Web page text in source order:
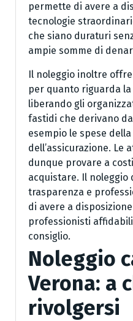
permette di avere a
tecnologie
che siano duraturi
ampie somme di
Il noleggio inoltre
per quanto riguarda
liberando gli
fastidi che derivano
esempio le spese
dell’assicurazione. Le
dunque provare a
acquistare. Il noleggio
trasparenza e
di avere a
professionisti
consiglio.
Noleggio
Verona: a
rivolgersi